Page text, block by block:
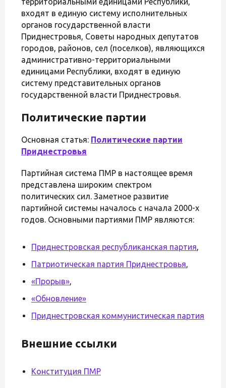
входят в единую систему исполнительных
органов государственной власти
Приднестровья, Советы народных депутатов
городов, районов, сел (поселков), являющихся
административно-территориальными
единицами Республики, входят в единую
систему представительных органов
государственной власти Приднестровья.
Политические партии
Основная статья: Политические партии
Приднестровья
Партийная система ПМР в настоящее время
представлена широким спектром
политических сил. Заметное развитие
партийной системы началось с начала 2000-х
годов. Основными партиями ПМР являются:
Приднестровская республиканская партия,
Патриотическая партия Приднестровья,
«Прорыв»,
«Обновление»
Приднестровская коммунистическая партия
Внешние ссылки
Конституция ПМР